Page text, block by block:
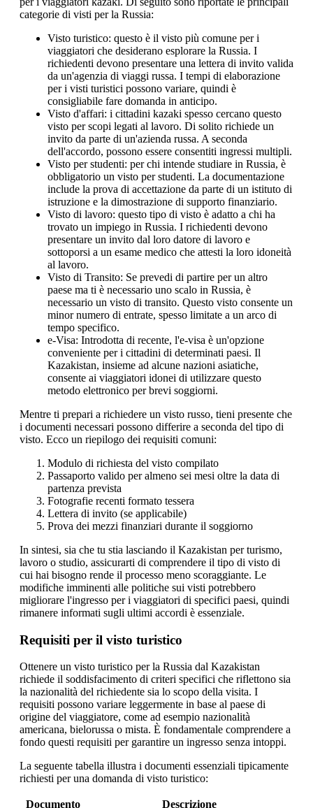
categorie di visti per la Russia:
Visto turistico: questo è il visto più comune per i
viaggiatori che desiderano esplorare la Russia. I
richiedenti devono presentare una lettera di invito valida
da un'agenzia di viaggi russa. I tempi di elaborazione
per i visti turistici possono variare, quindi è
consigliabile fare domanda in anticipo.
Visto d'affari: i cittadini kazaki spesso cercano questo
visto per scopi legati al lavoro. Di solito richiede un
invito da parte di un'azienda russa. A seconda
dell'accordo, possono essere consentiti ingressi multipli.
Visto per studenti: per chi intende studiare in Russia, è
obbligatorio un visto per studenti. La documentazione
include la prova di accettazione da parte di un istituto di
istruzione e la dimostrazione di supporto finanziario.
Visto di lavoro: questo tipo di visto è adatto a chi ha
trovato un impiego in Russia. I richiedenti devono
presentare un invito dal loro datore di lavoro e
sottoporsi a un esame medico che attesti la loro idoneità
al lavoro.
Visto di Transito: Se prevedi di partire per un altro
paese ma ti è necessario uno scalo in Russia, è
necessario un visto di transito. Questo visto consente un
minor numero di entrate, spesso limitate a un arco di
tempo specifico.
e-Visa: Introdotta di recente, l'e-visa è un'opzione
conveniente per i cittadini di determinati paesi. Il
Kazakistan, insieme ad alcune nazioni asiatiche,
consente ai viaggiatori idonei di utilizzare questo
metodo elettronico per brevi soggiorni.
Mentre ti prepari a richiedere un visto russo, tieni presente che
i documenti necessari possono differire a seconda del tipo di
visto. Ecco un riepilogo dei requisiti comuni:
Modulo di richiesta del visto compilato
Passaporto valido per almeno sei mesi oltre la data di
partenza prevista
Fotografie recenti formato tessera
Lettera di invito (se applicabile)
Prova dei mezzi finanziari durante il soggiorno
In sintesi, sia che tu stia lasciando il Kazakistan per turismo,
lavoro o studio, assicurarti di comprendere il tipo di visto di
cui hai bisogno rende il processo meno scoraggiante. Le
modifiche imminenti alle politiche sui visti potrebbero
migliorare l'ingresso per i viaggiatori di specifici paesi, quindi
rimanere informati sugli ultimi accordi è essenziale.
Requisiti per il visto turistico
Ottenere un visto turistico per la Russia dal Kazakistan
richiede il soddisfacimento di criteri specifici che riflettono sia
la nazionalità del richiedente sia lo scopo della visita. I
requisiti possono variare leggermente in base al paese di
origine del viaggiatore, come ad esempio nazionalità
americana, bielorussa o mista. È fondamentale comprendere a
fondo questi requisiti per garantire un ingresso senza intoppi.
La seguente tabella illustra i documenti essenziali tipicamente
richiesti per una domanda di visto turistico:
Documento Descrizione